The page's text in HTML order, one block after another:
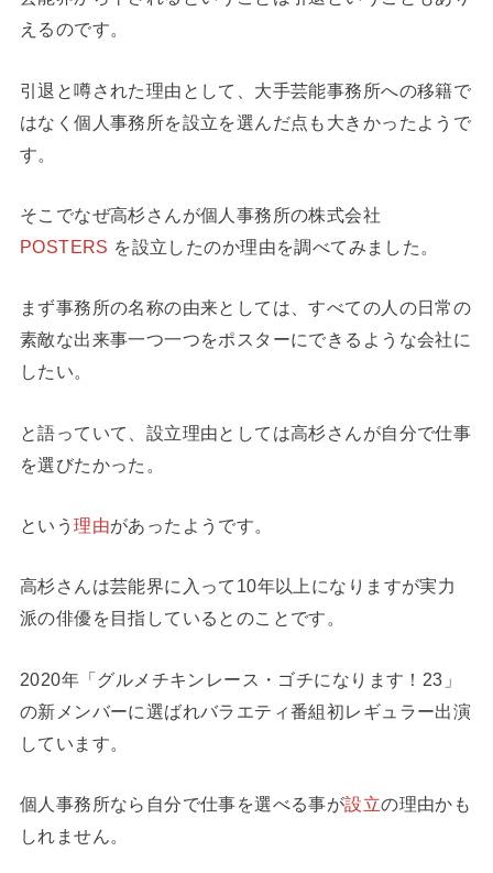
えるのです。
引退と噂された理由として、大手芸能事務所への移籍で
はなく個人事務所を設立を選んだ点も大きかったようで
す。
そこでなぜ高杉さんが個人事務所の株式会社
POSTERS を設立したのか理由を調べてみました。
まず事務所の名称の由来としては、すべての人の日常の
素敵な出来事一つ一つをポスターにできるような会社に
したい。
と語っていて、設立理由としては高杉さんが自分で仕事
を選びたかった。
という理由があったようです。
高杉さんは芸能界に入って10年以上になりますが実力
派の俳優を目指しているとのことです。
2020年「グルメチキンレース・ゴチになります！23」
の新メンバーに選ばれバラエティ番組初レギュラー出演
しています。
個人事務所なら自分で仕事を選べる事が設立の理由かも
しれません。